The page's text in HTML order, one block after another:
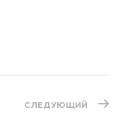
СЛЕДУЮЩИЙ